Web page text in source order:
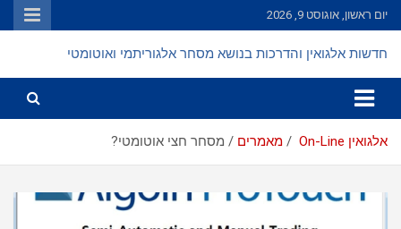
Skip
to
יום ראשון, אוגוסט 9, 2026
חדשות אלגואין והדרכות בנושא מסחר אלגוריתמי ואוטומטי
אלגואין On-Line מאמרים מסחר חצי אוטומטי?